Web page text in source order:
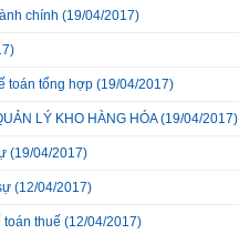
chính (19/04/2017)
toán tổng hợp (19/04/2017)
LÝ KHO HÀNG HÓA(19/04/2017)
(19/04/2017)
(12/04/2017)
toán thuế (12/04/2017)